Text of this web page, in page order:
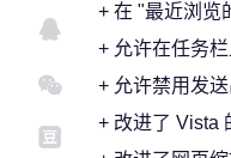
+ 在 "最近浏览
+ 允许在任务
+ 允许禁用发送
+ 改进了 Vista